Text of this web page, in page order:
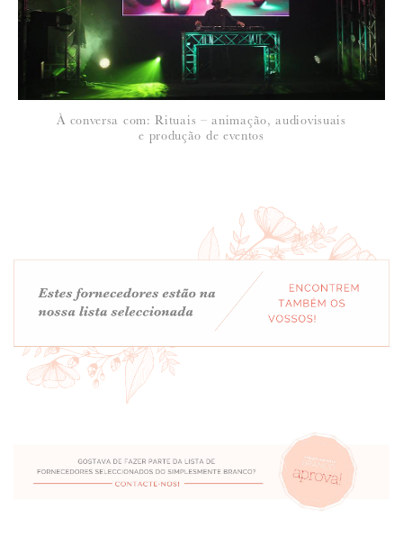
À conversa com: Rituais – animação, audiovisuais
e produção de eventos